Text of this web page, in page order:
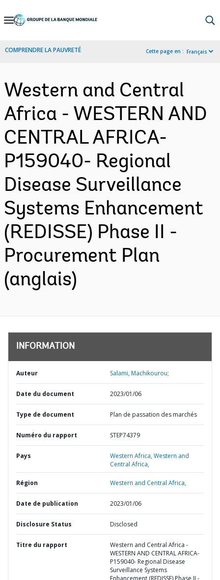
Skip
Navigation
COMPRENDRE LA PAUVRETÉ Cette page en : Français
Western and Central
Africa - WESTERN AND
CENTRAL AFRICA-
P159040- Regional
Disease Surveillance
Systems Enhancement
(REDISSE) Phase II -
Procurement Plan
(anglais)
INFORMATION
Auteur Salami, Machikourou;
Date du document 2023/01/06
Type de document Plan de passation des marchés
Numéro du rapport STEP74379
Pays Western Africa,Western and
Central Africa,
Région Western and Central Africa,
Date de publication 2023/01/06
Disclosure Status Disclosed
Titre du rapport
Western and Central Africa -
WESTERN AND CENTRAL AFRICA-
P159040- Regional Disease
Surveillance Systems
Enhancement (REDISSE) Phase II -